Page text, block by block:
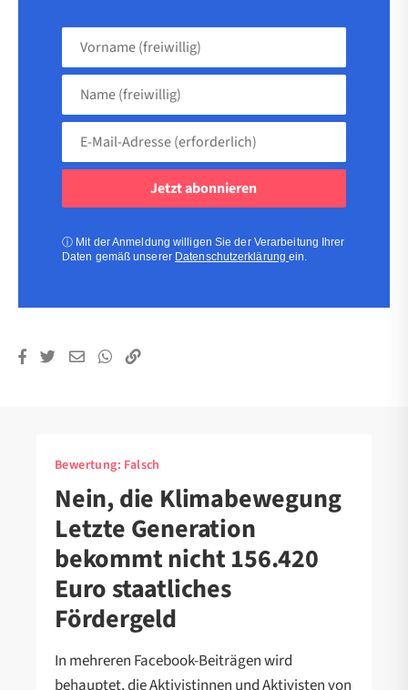
Vorname
(freiwillig)
Name
(freiwillig)
Mail-
Adresse
ⓘ Mit der Anmeldung willigen Sie der Verarbeitung Ihrer
Daten gemäß unserer Datenschutzerklärungein.
Bewertung: Falsch
Nein, die Klimabewegung
Letzte Generation
bekommt nicht 156.420
Euro staatliches
Fördergeld
In mehreren Facebook-Beiträgen wird
behauptet, die Aktivistinnen und Aktivisten von